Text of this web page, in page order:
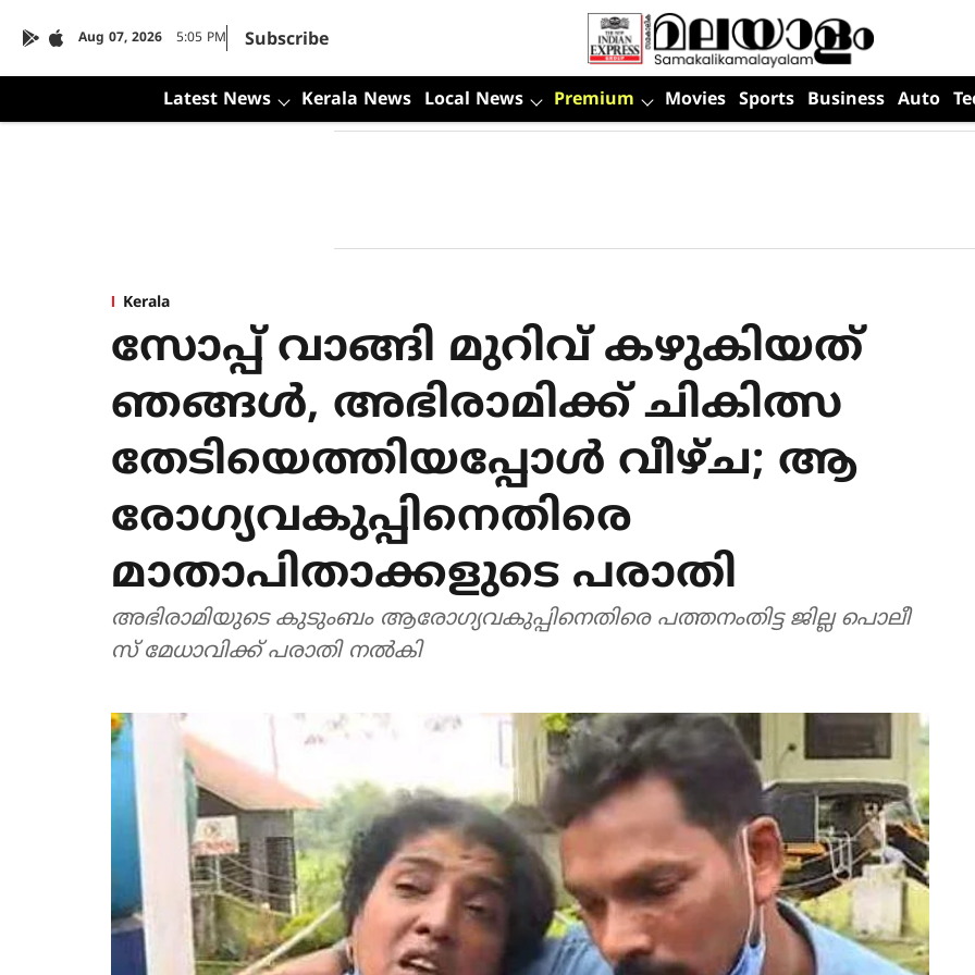
Aug 07, 2026 5:05 PM Subscribe
Latest News Kerala News Local News Premium Movies Sports Business Auto
Kerala
സോപ്പ് വാങ്ങി മുറിവ് കഴുകിയത്
ഞങ്ങൾ, അഭിരാമിക്ക് ചി​കി​ത്സ
തേ​ടി​യെ​ത്തി​യ​പ്പോ​ൾ വീ​ഴ്ച; ആ​
രോ​ഗ്യ​വ​കു​പ്പി​നെ​തി​രെ
മാതാപിതാക്കളുടെ പരാതി
അഭിരാമിയുടെ കു​ടും​ബം ആ​രോ​ഗ്യ​വ​കു​പ്പി​നെ​തി​രെ പ​ത്ത​നം​തി​ട്ട ജി​ല്ല പൊ​ലീ​
സ്​ മേ​ധാ​വി​ക്ക്​ പ​രാ​തി ന​ൽ​കി